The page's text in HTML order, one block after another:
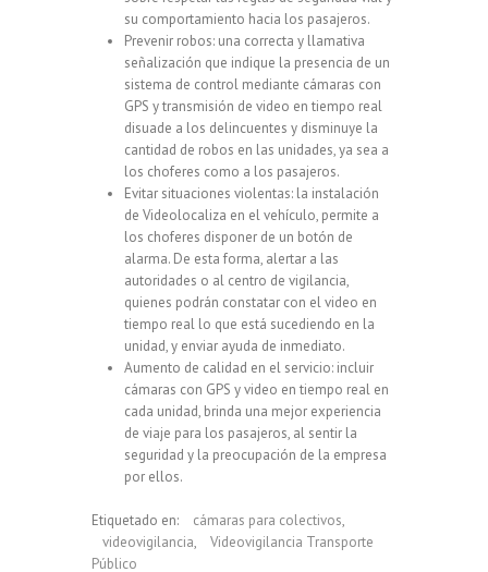
su comportamiento hacia los pasajeros.
Prevenir robos: una correcta y llamativa
señalización que indique la presencia de un
sistema de control mediante cámaras con
GPS y transmisión de video en tiempo real
disuade a los delincuentes y disminuye la
cantidad de robos en las unidades, ya sea a
los choferes como a los pasajeros.
Evitar situaciones violentas: la instalación
de Videolocaliza en el vehículo, permite a
los choferes disponer de un botón de
alarma. De esta forma, alertar a las
autoridades o al centro de vigilancia,
quienes podrán constatar con el video en
tiempo real lo que está sucediendo en la
unidad, y enviar ayuda de inmediato.
Aumento de calidad en el servicio: incluir
cámaras con GPS y video en tiempo real en
cada unidad, brinda una mejor experiencia
de viaje para los pasajeros, al sentir la
seguridad y la preocupación de la empresa
por ellos.
Etiquetado en: cámaras para colectivos,
videovigilancia,
Videovigilancia Transporte
Público